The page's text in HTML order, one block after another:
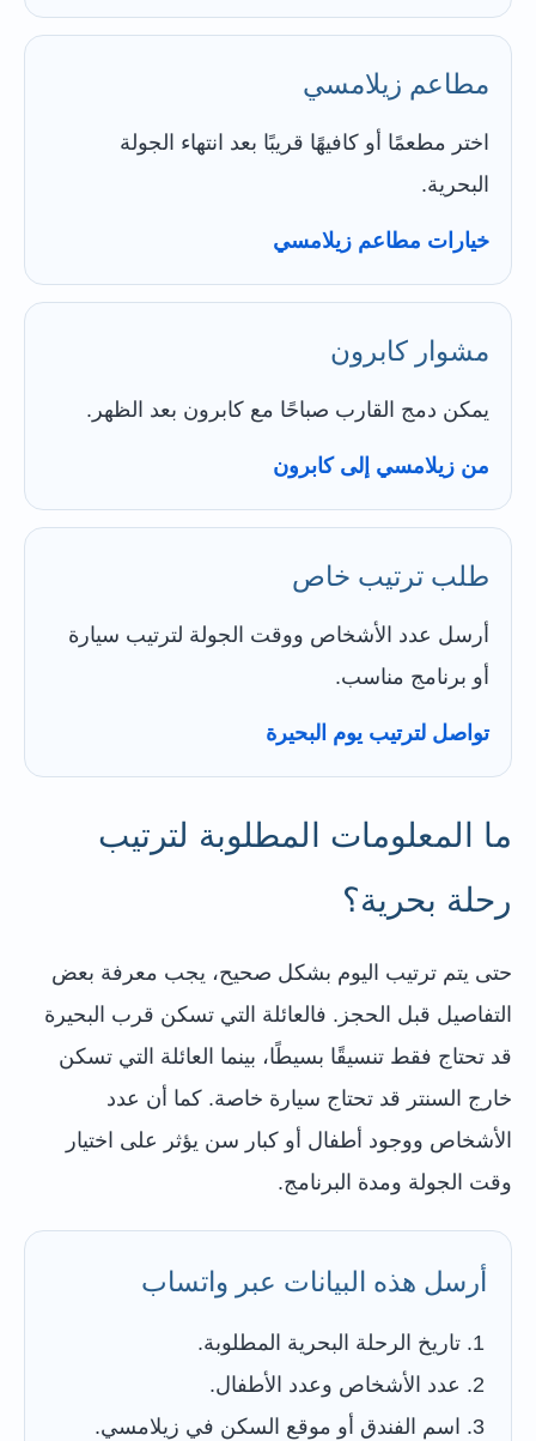
مطاعم زيلامسي
اختر مطعمًا أو كافيهًا قريبًا بعد انتهاء الجولة
البحرية.
خيارات مطاعم زيلامسي
مشوار كابرون
يمكن دمج القارب صباحًا مع كابرون بعد الظهر.
من زيلامسي إلى كابرون
طلب ترتيب خاص
أرسل عدد الأشخاص ووقت الجولة لترتيب سيارة
أو برنامج مناسب.
تواصل لترتيب يوم البحيرة
ما المعلومات المطلوبة لترتيب
رحلة بحرية؟
حتى يتم ترتيب اليوم بشكل صحيح، يجب معرفة بعض
التفاصيل قبل الحجز. فالعائلة التي تسكن قرب البحيرة
قد تحتاج فقط تنسيقًا بسيطًا، بينما العائلة التي تسكن
خارج السنتر قد تحتاج سيارة خاصة. كما أن عدد
الأشخاص ووجود أطفال أو كبار سن يؤثر على اختيار
وقت الجولة ومدة البرنامج.
أرسل هذه البيانات عبر واتساب
تاريخ الرحلة البحرية المطلوبة.
عدد الأشخاص وعدد الأطفال.
اسم الفندق أو موقع السكن في زيلامسي.